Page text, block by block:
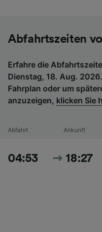
Abfahrtszeiten
Erfahre die
Dienstag, 18. Aug.
Fahrplan oder um
anzuzeigen, klicken Sie
Abfahrt Ankunft
04:53 18:27